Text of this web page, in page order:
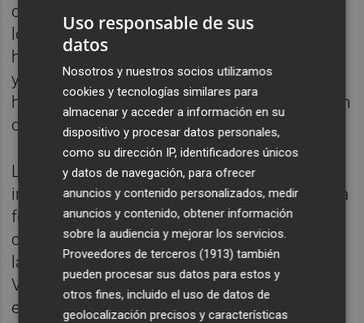
cerrados. A las 13.08 y 13.09, Pradas pasa
los municipios afectados por alerta
hidrológica en la rambla del Poyo y el Magro
y informa de que se acaba de decretar alerta
hidrológica "en río Magro y barranco Pollo, en
coordinación con la CHJ".
La segunda consellera que informa de
inundaciones es la titular de Industria en esa
fecha, Nuria Montes(cesada tras la Dana y
criticada por cómo se dirigió a familiares de
las víctimas en las instalaciones de feria
Valencia), que comunica que la ITV de Utiel
está inutilizada.
Uso responsable de sus
datos
Nosotros y nuestros socios utilizamos
cookies y tecnologías similares para
almacenar y acceder a información en su
dispositivo y procesar datos personales,
como su dirección IP, identificadores únicos
y datos de navegación, para ofrecer
anuncios y contenido personalizados, medir
anuncios y contenido, obtener información
sobre la audiencia y mejorar los servicios.
Proveedores de terceros (1913) también
pueden procesar sus datos para estos y
otros fines, incluido el uso de datos de
geolocalización precisos y características